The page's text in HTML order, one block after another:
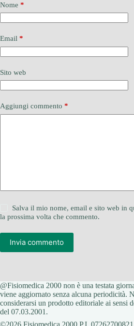
Nome *
Email *
Sito web
Aggiungi commento *
Salva il mio nome, email e sito web in
la prossima volta che commento.
Invia commento
@Fisiomedica 2000 non è una testata
viene aggiornato senza alcuna periodicità.
considerarsi un prodotto editoriale ai sensi
del 07.03.2001.
©2026 Fisiomedica 2000 P.I. 07262700821